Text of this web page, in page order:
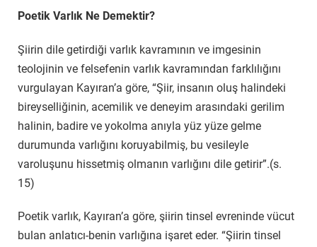
Poetik Varlık Ne Demektir?
Şiirin dile getirdiği varlık kavramının ve imgesinin
teolojinin ve felsefenin varlık kavramından farklılığını
vurgulayan Kayıran’a göre, “Şiir, insanın oluş halindeki
bireyselliğinin, acemilik ve deneyim arasındaki gerilim
halinin, badire ve yokolma anıyla yüz yüze gelme
durumunda varlığını koruyabilmiş, bu vesileyle
varoluşunu hissetmiş olmanın varlığını dile getirir”.(s.
15)
Poetik varlık, Kayıran’a göre, şiirin tinsel evreninde vücut
bulan anlatıcı-benin varlığına işaret eder. “Şiirin tinsel